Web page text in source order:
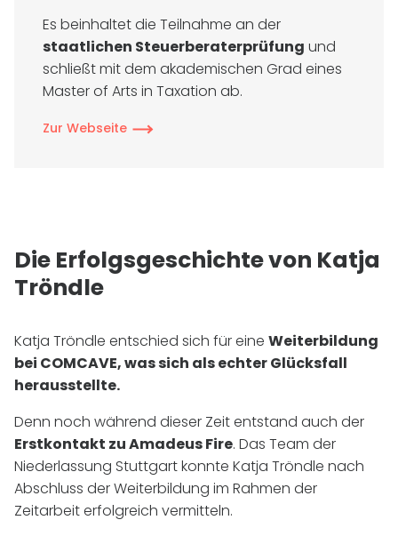
Es beinhaltet die Teilnahme an der
staatlichen Steuerberaterprüfung und
schließt mit dem akademischen Grad eines
Master of Arts in Taxation ab.
Zur Webseite
Die Erfolgsgeschichte von Katja
Tröndle
Katja Tröndle entschied sich für eine Weiterbildung
bei COMCAVE, was sich als echter Glücksfall
herausstellte.
Denn noch während dieser Zeit entstand auch der
Erstkontakt zu Amadeus Fire. Das Team der
Niederlassung Stuttgart konnte Katja Tröndle nach
Abschluss der Weiterbildung im Rahmen der
Zeitarbeit erfolgreich vermitteln.